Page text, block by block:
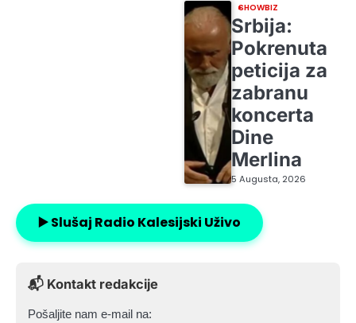
SHOWBIZ
Srbija:
Pokrenuta
peticija za
zabranu
koncerta
Dine
Merlina
5 Augusta, 2026
▶️ Slušaj Radio Kalesijski Uživo
📬 Kontakt redakcije
Pošaljite nam e-mail na: